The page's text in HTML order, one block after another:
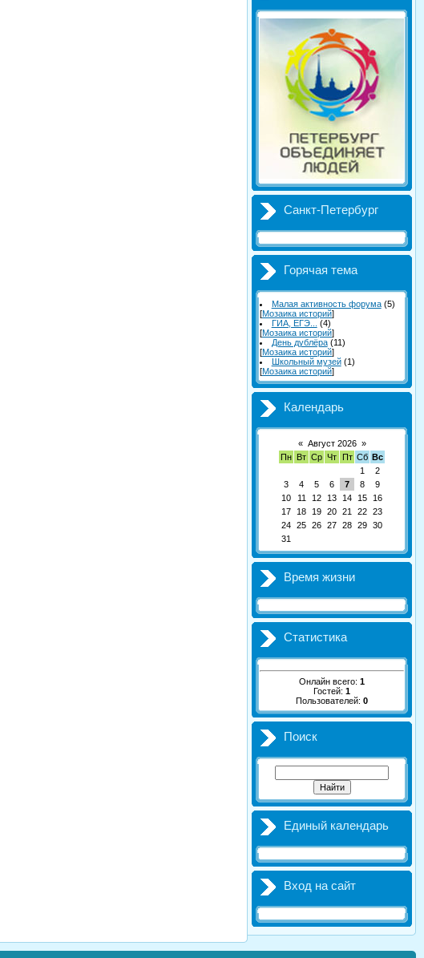
Санкт-Петербург
Горячая тема
Малая активность форума (5)
[Мозаика историй]
ГИА, ЕГЭ...
(4)
[Мозаика историй]
День дублёра (11)
[Мозаика историй]
Школьный музей (1)
[Мозаика историй]
Календарь
« Август 2026 »
Пн Вт Ср Чт Пт Сб Вс
1
2
3
4 5 6 7 8
9
10
11 12 13 14 15
16
17
18 19 20 21 22 23
24 25 26 27 28 29 30
31
Время жизни
Статистика
Онлайн всего: 1
Гостей: 1
Пользователей: 0
Поиск
Единый календарь
Вход на сайт